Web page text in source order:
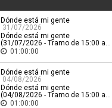
Dónde está mi gente
31/07/2026
Dónde está mi gente
(31/07/2026 - Tramo de 15:00 a
16:00)01:00:00
Dónde está mi gente
04/08/2026
Dónde está mi gente
(04/08/2026 - Tramo de 15:00 a
16:00)01:00:00